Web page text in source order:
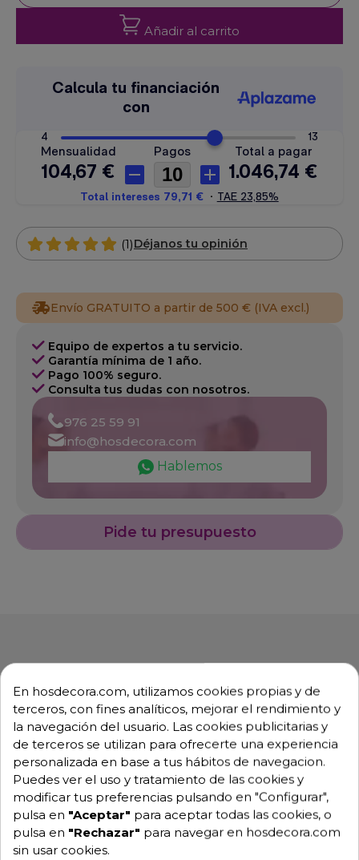
Añadir al carrito
(1)Déjanos tu opinión
Envío GRATUITO a partir de 500 € (IVA excl.)
Equipo de expertos a tu servicio.
Garantía mínima de 1 año.
Pago 100% seguro.
Consulta tus dudas con nosotros.
976 25 59 91
info@hosdecora.com
Hablemos
Pide tu presupuesto
Descripción Detalles de producto
Vitrina para barras de bar con el
motor más reducido del mercado
Termostato electrónico ajustable con lectura digital
constante. Sensores electrónicos ocultos fuera de
posibles manipulaciones.
En hosdecora.com, utilizamos cookies propias y de
terceros, con fines analíticos, mejorar el rendimiento y
la navegación del usuario. Las cookies publicitarias y
de terceros se utilizan para ofrecerte una experiencia
personalizada en base a tus hábitos de navegacion.
Puedes ver el uso y tratamiento de las cookies y
modificar tus preferencias pulsando en "Configurar",
pulsa en "Aceptar" para aceptar todas las cookies, o
pulsa en "Rechazar" para navegar en hosdecora.com
sin usar cookies.